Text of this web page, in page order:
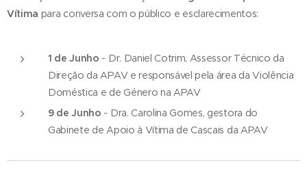
Vítima para conversa com o público e esclarecimentos:
1 de Junho - Dr. Daniel Cotrim, Assessor Técnico da
Direção da APAV e responsável pela área da Violência
Doméstica e de Género na APAV
9 de Junho - Dra. Carolina Gomes, gestora do
Gabinete de Apoio à Vítima de Cascais da APAV